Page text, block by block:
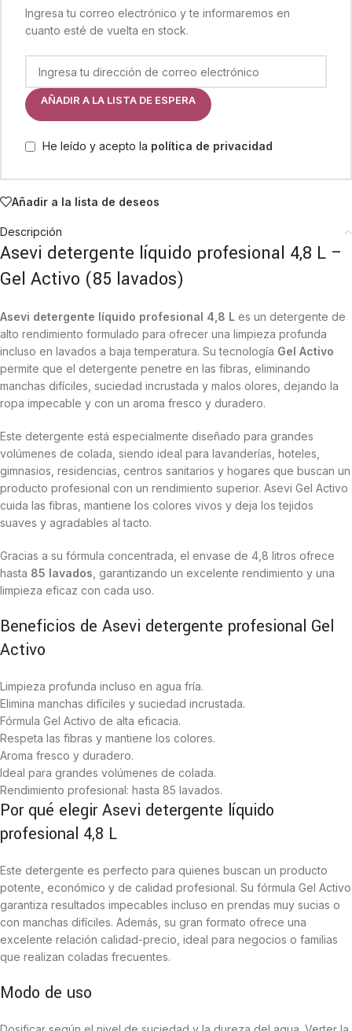
Ingresa tu correo electrónico y te informaremos en
cuanto esté de vuelta en stock.
AÑADIR A LA LISTA DE ESPERA
He leído y acepto la política de privacidad
Añadir a la lista de deseos
Descripción
Asevi detergente líquido profesional 4,8 L –
Gel Activo (85 lavados)
Asevi detergente líquido profesional 4,8 L es un detergente de
alto rendimiento formulado para ofrecer una limpieza profunda
incluso en lavados a baja temperatura. Su tecnología Gel Activo
permite que el detergente penetre en las fibras, eliminando
manchas difíciles, suciedad incrustada y malos olores, dejando la
ropa impecable y con un aroma fresco y duradero.
Este detergente está especialmente diseñado para grandes
volúmenes de colada, siendo ideal para lavanderías, hoteles,
gimnasios, residencias, centros sanitarios y hogares que buscan un
producto profesional con un rendimiento superior. Asevi Gel Activo
cuida las fibras, mantiene los colores vivos y deja los tejidos
suaves y agradables al tacto.
Gracias a su fórmula concentrada, el envase de 4,8 litros ofrece
hasta 85 lavados , garantizando un excelente rendimiento y una
limpieza eficaz con cada uso.
Beneficios de Asevi detergente profesional Gel
Activo
Limpieza profunda incluso en agua fría.
Elimina manchas difíciles y suciedad incrustada.
Fórmula Gel Activo de alta eficacia.
Respeta las fibras y mantiene los colores.
Aroma fresco y duradero.
Ideal para grandes volúmenes de colada.
Rendimiento profesional: hasta 85 lavados.
Por qué elegir Asevi detergente líquido
profesional 4,8 L
Este detergente es perfecto para quienes buscan un producto
potente, económico y de calidad profesional. Su fórmula Gel Activo
garantiza resultados impecables incluso en prendas muy sucias o
con manchas difíciles. Además, su gran formato ofrece una
excelente relación calidad-precio, ideal para negocios o familias
que realizan coladas frecuentes.
Modo de uso